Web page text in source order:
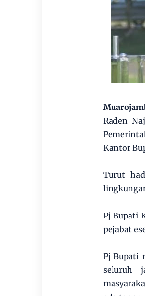
Raden
Kantor
Turut
Pj Bupati
pejabat
Pj Bupati
seluruh